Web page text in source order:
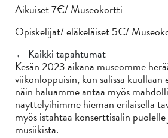
Aikuiset 7€/ Museokortti
Opiskelijat/ eläkeläiset 5€/
← Kaikki tapahtumat
Kesän 2023 aikana museomme
viikonloppuisin, kun salissa kuullaan
näin haluamme antaa myös
näyttelyihimme hieman erilaisella
myös istahtaa konserttisalin
musiikista.